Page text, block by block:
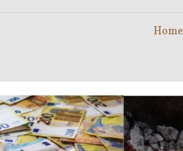
Home